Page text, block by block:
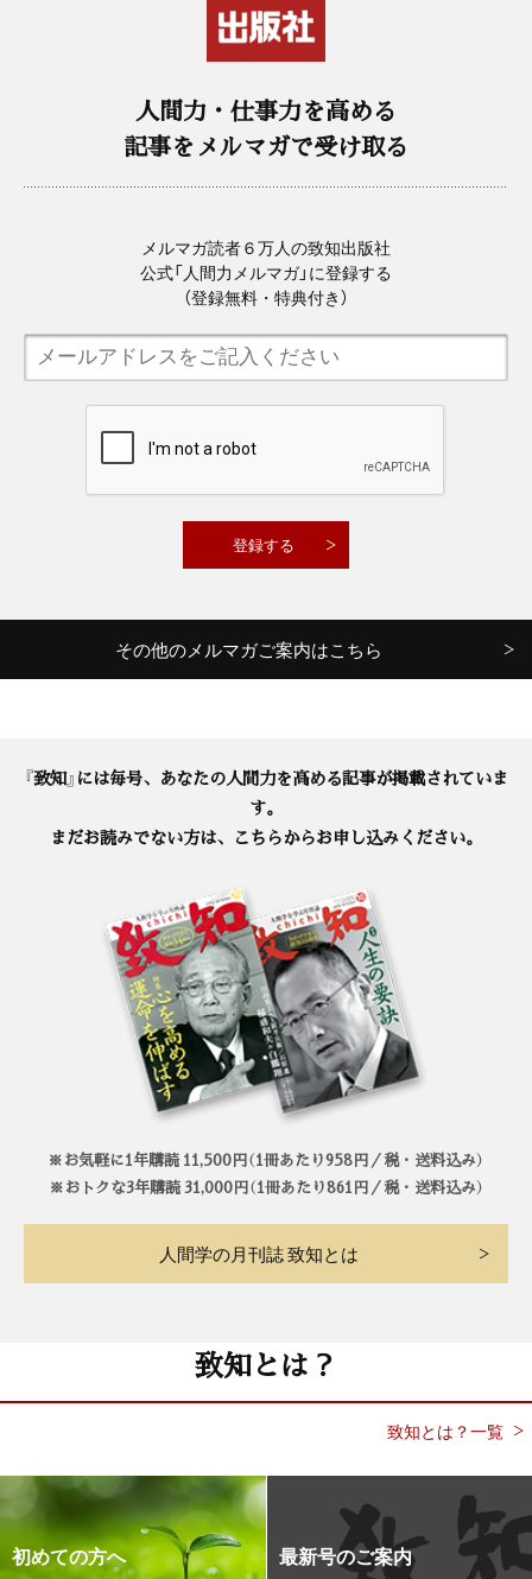
人間力・仕事力を高める
記事をメルマガで受け取る
メルマガ読者６万人の致知出版社
公式「人間力メルマガ」に登録する
（登録無料・特典付き）
その他のメルマガご案内はこちら
『致知』には毎号、あなたの人間力を高める記事が掲載されていま
す。
まだお読みでない方は、こちらからお申し込みください。
※お気軽に1年購読 11,500円（1冊あたり958円／税・送料込み）
※おトクな3年購読 31,000円（1冊あたり861円／税・送料込み）
人間学の月刊誌 致知とは
致知とは？
致知とは？一覧
初めての方へ 最新号のご案内